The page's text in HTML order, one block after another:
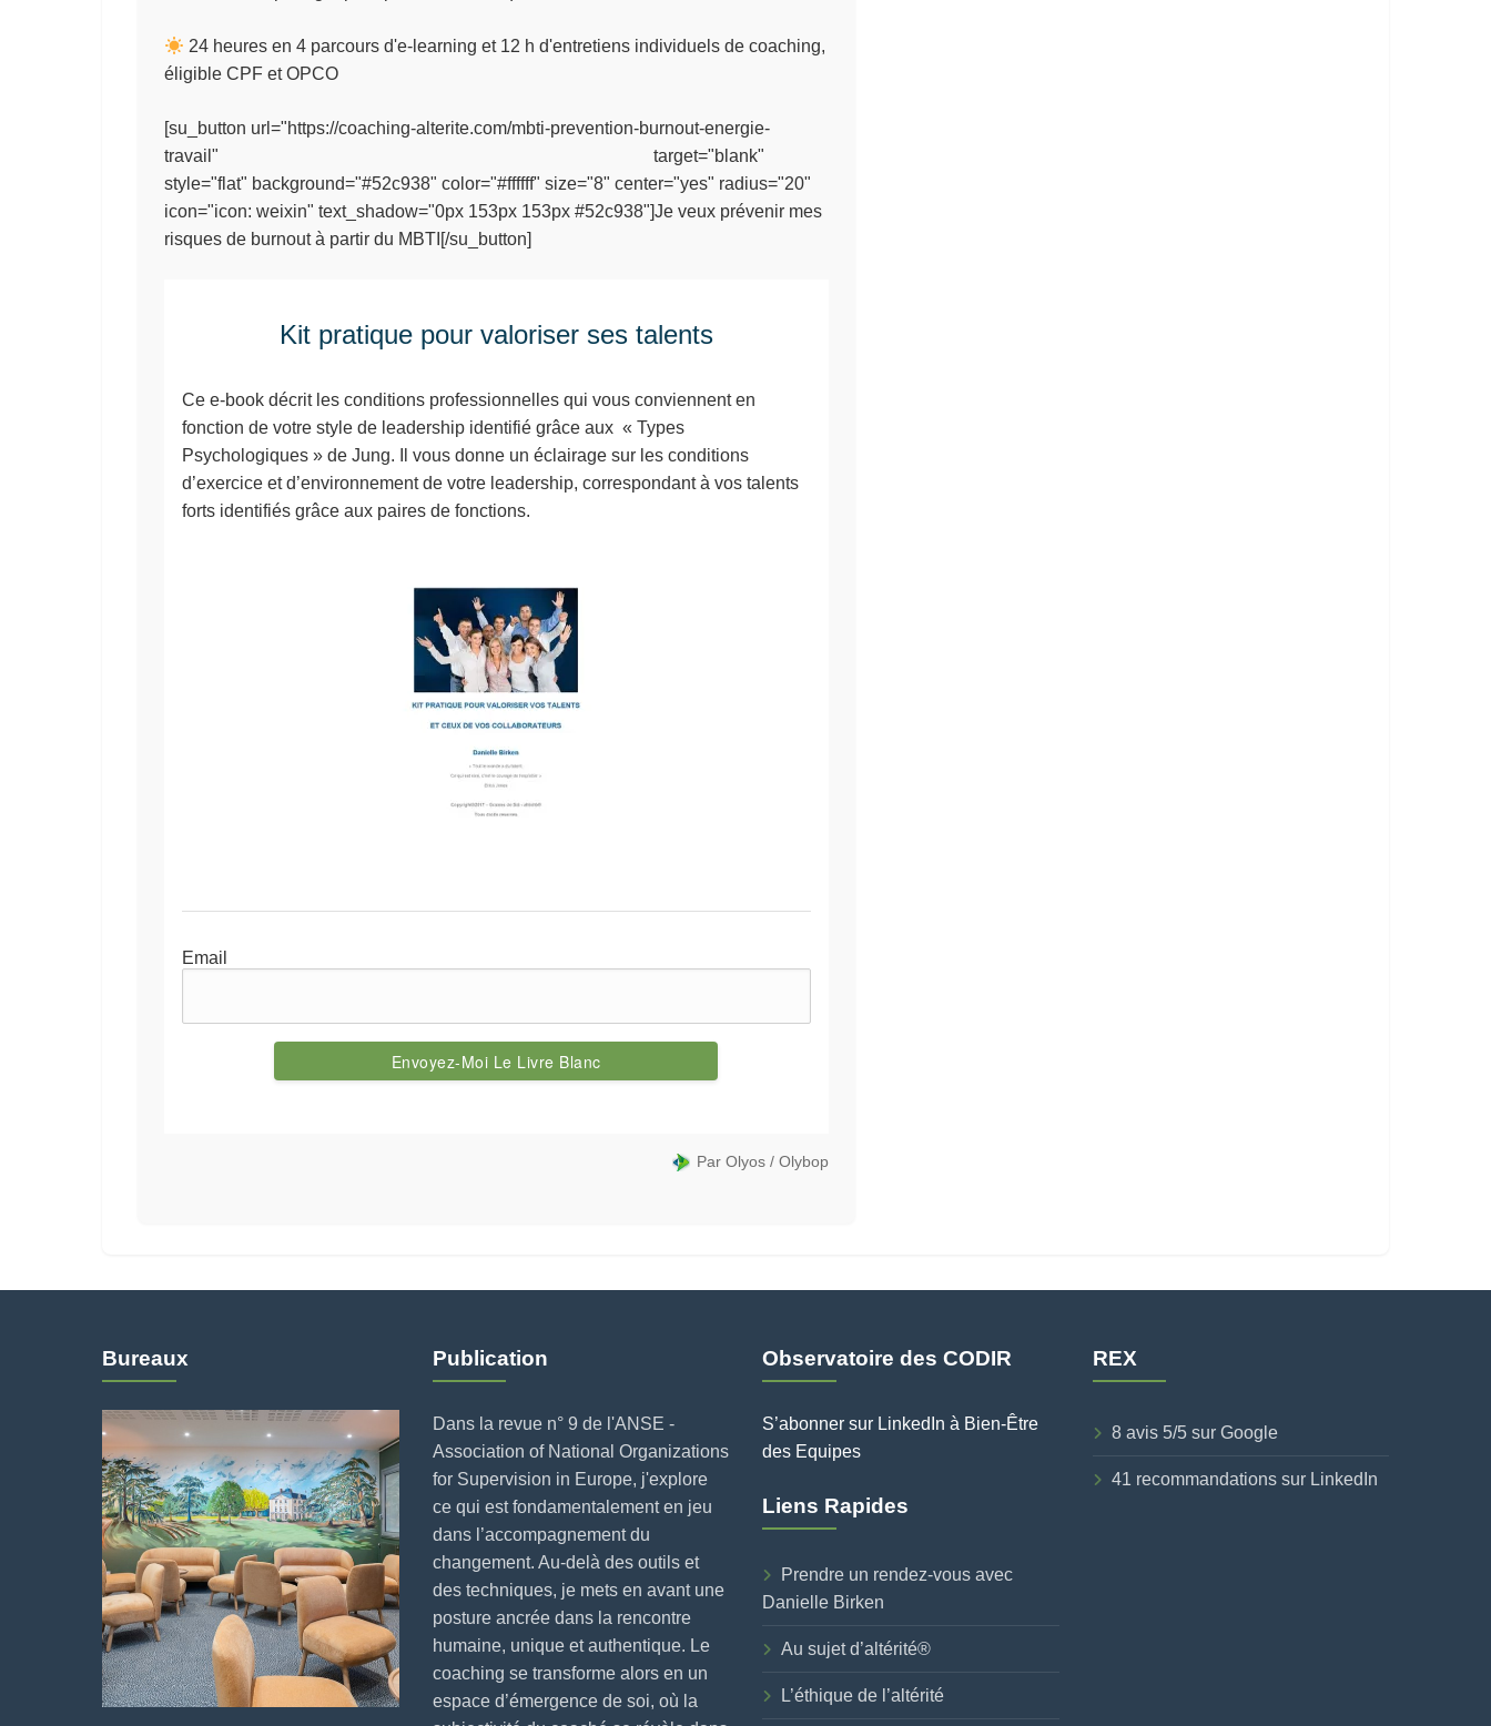
24 heures en 4 parcours d'e-learning et 12 h d'entretiens individuels de coaching,
éligible CPF et OPCO
[su_button url="https://coaching-alterite.com/mbti-prevention-burnout-energie-
travail" target="blank"
style="flat" background="#52c938" color="#ffffff" size="8" center="yes" radius="20"
icon="icon: weixin" text_shadow="0px 153px 153px #52c938"]Je veux prévenir mes
risques de burnout à partir du MBTI[/su_button]
Kit pratique pour valoriser ses talents
Ce e-book décrit les conditions professionnelles qui vous conviennent en
fonction de votre style de leadership identifié grâce aux « Types
Psychologiques » de Jung. Il vous donne un éclairage sur les conditions
d’exercice et d’environnement de votre leadership, correspondant à vos talents
forts identifiés grâce aux paires de fonctions.
Email
Par Olyos/ Olybop
Bureaux Publication
Dans la revue n° 9 de l'ANSE -
Association of National Organizations
for Supervision in Europe, j'explore
ce qui est fondamentalement en jeu
dans l’accompagnement du
changement. Au-delà des outils et
des techniques, je mets en avant une
posture ancrée dans la rencontre
humaine, unique et authentique. Le
coaching se transforme alors en un
espace d’émergence de soi, où la
Observatoire des CODIR
S’abonner sur LinkedIn à Bien-Être
des Equipes
Liens Rapides
Prendre un rendez-vous avec
Danielle Birken
Au sujet d’altérité®
L’éthique de l’altérité
REX
8 avis 5/5 sur Google
41 recommandations sur LinkedIn